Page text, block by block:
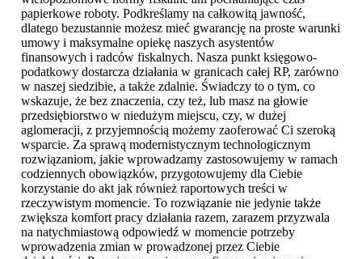
papierkowe roboty. Podkreślamy na całkowitą jawność,
dlatego bezustannie możesz mieć gwarancję na proste warunki
umowy i maksymalne opiekę naszych asystentów
finansowych i radców fiskalnych. Nasza punkt księgowo-
podatkowy dostarcza działania w granicach całej RP, zarówno
w naszej siedzibie, a także zdalnie. Świadczy to o tym, co
wskazuje, że bez znaczenia, czy też, lub masz na głowie
przedsiębiorstwo w niedużym miejscu, czy, w dużej
aglomeracji, z przyjemnością możemy zaoferować Ci szeroką
wsparcie. Za sprawą modernistycznym technologicznym
rozwiązaniom, jakie wprowadzamy zastosowujemy w ramach
codziennych obowiązków, przygotowujemy dla Ciebie
korzystanie do akt jak również raportowych treści w
rzeczywistym momencie. To rozwiązanie nie jedynie także
zwiększa komfort pracy działania razem, zarazem przyzwala
na natychmiastową odpowiedź w momencie potrzeby
wprowadzenia zmian w prowadzonej przez Ciebie